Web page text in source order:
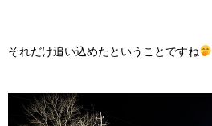
それだけ追い込めたということですね